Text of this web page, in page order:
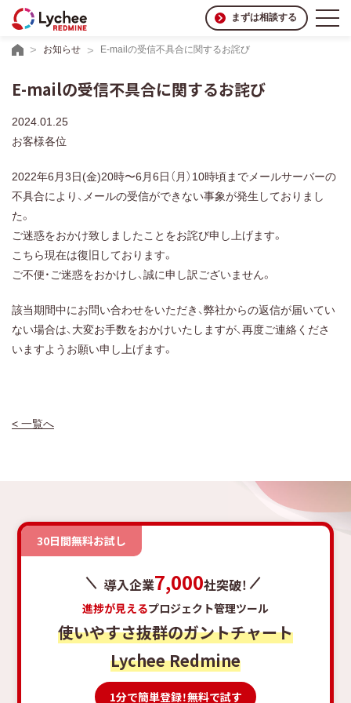
まずは相談する
お知らせ E-mailの受信不具合に関するお詫び
E-mailの受信不具合に関するお詫び
2024.01.25
お客様各位
2022年6月3日(金)20時〜6月6日（月）10時頃までメールサーバーの
不具合により、メールの受信ができない事象が発生しておりまし
た。
ご迷惑をおかけ致しましたことをお詫び申し上げます。
こちら現在は復旧しております。
ご不便・ご迷惑をおかけし、誠に申し訳ございません。
該当期間中にお問い合わせをいただき、弊社からの返信が届いてい
ない場合は、大変お手数をおかけいたしますが、再度ご連絡くださ
いますようお願い申し上げます。
< 一覧へ
30日間無料お試し
導入企業7,000社突破！
進捗が見えるプロジェクト管理ツール
使いやすさ抜群のガントチャート
Lychee Redmine
1分で簡単登録！無料で試す